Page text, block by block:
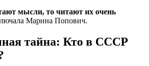
мысли, то читают их очень
Марина Попович.
тайна: Кто в СССР